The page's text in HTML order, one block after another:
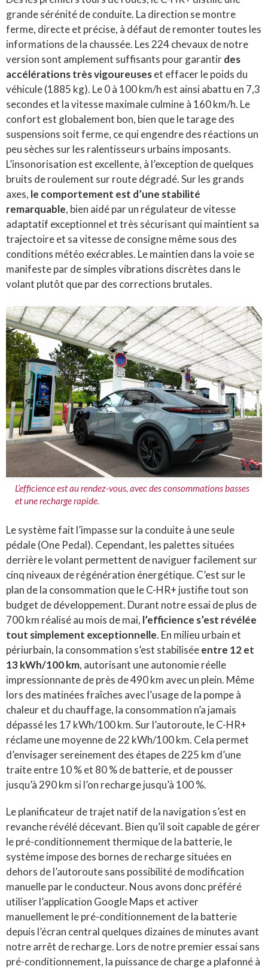
grande sérénité de conduite. La direction se montre
ferme, directe et précise, à défaut de remonter toutes les
informations de la chaussée. Les 224 chevaux de notre
version sont amplement suffisants pour garantirdes
accélérations très vigoureuseset effacer le poids du
véhicule (1885 kg). Le 0 à 100 km/h est ainsi abattu en 7,3
secondes et la vitesse maximale culmine à 160 km/h. Le
confort est globalement bon, bien que le tarage des
suspensions soit ferme, ce qui engendre des réactions un
peu sèches sur les ralentisseurs urbains imposants.
L’insonorisation est excellente, à l’exception de quelques
bruits de roulement sur route dégradé. Sur les grands
axes, le comportement est d’une stabilité
remarquable, bien aidé par un régulateur de vitesse
adaptatif exceptionnel et très sécurisant qui maintient sa
trajectoire et sa vitesse de consigne même sous des
conditions météo exécrables. Le maintien dans la voie se
manifeste par de simples vibrations discrètes dans le
volant plutôt que par des corrections brutales.
L’efficience est au rendez-vous, avec des consommations basses
et une recharge rapide.
Le système fait l’impasse sur la conduite à une seule
pédale (One Pedal). Cependant, les palettes situées
derrière le volant permettent de naviguer facilement sur
cinq niveaux de régénération énergétique. C’est sur le
plan de la consommation que le C-HR+ justifie tout son
budget de développement. Durant notre essai de plus de
700 km réalisé au mois de mai, l’efficience s’est révélée
tout simplement exceptionnelle. En milieu urbain et
périurbain, la consommation s’est stabiliséeentre 12 et
13 kWh/100 km, autorisant une autonomie réelle
impressionnante de près de 490 km avec un plein. Même
lors des matinées fraîches avec l’usage de la pompe à
chaleur et du chauffage, la consommation n’a jamais
dépassé les 17 kWh/100 km. Sur l’autoroute, le C-HR+
réclame une moyenne de 22 kWh/100 km. Cela permet
d’envisager sereinement des étapes de 225 km d’une
traite entre 10 % et 80 % de batterie, et de pousser
jusqu’à 290 km si l’on recharge jusqu’à 100 %.
Le planificateur de trajet natif de la navigation s’est en
revanche révélé décevant. Bien qu’il soit capable de gérer
le pré-conditionnement thermique de la batterie, le
système impose des bornes de recharge situées en
dehors de l’autoroute sans possibilité de modification
manuelle par le conducteur. Nous avons donc préféré
utiliser l’application Google Maps et activer
manuellement le pré-conditionnement de la batterie
depuis l’écran central quelques dizaines de minutes avant
notre arrêt de recharge. Lors de notre premier essai sans
pré-conditionnement, la puissance de charge a plafonné à